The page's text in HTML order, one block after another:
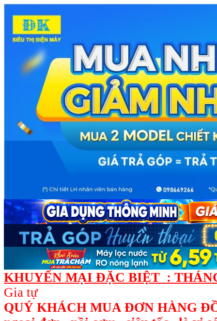
KHUYẾN MẠI ĐẶC BIỆT :
Gia tự
QUÝ KHÁCH MUA ĐƠN HÀNG